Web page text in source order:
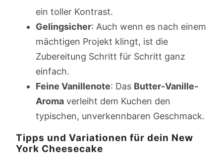
ein toller Kontrast.
Gelingsicher: Auch wenn es nach einem
mächtigen Projekt klingt, ist die
Zubereitung Schritt für Schritt ganz
einfach.
Feine Vanillenote: Das Butter-Vanille-
Aroma verleiht dem Kuchen den
typischen, unverkennbaren Geschmack.
Tipps und Variationen für dein New
York Cheesecake